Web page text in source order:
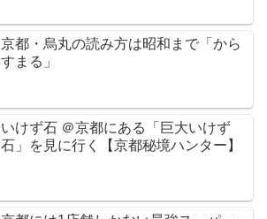
京都・烏丸の読み方は昭和まで「から
すまる」
いけず石 ＠京都にある「巨大いけず
石」を見に行く【京都秘境ハンター】